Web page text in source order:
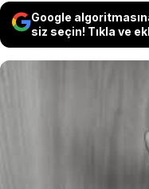
Google
siz seçin! Tıkla ve
ABD
zorla
çok